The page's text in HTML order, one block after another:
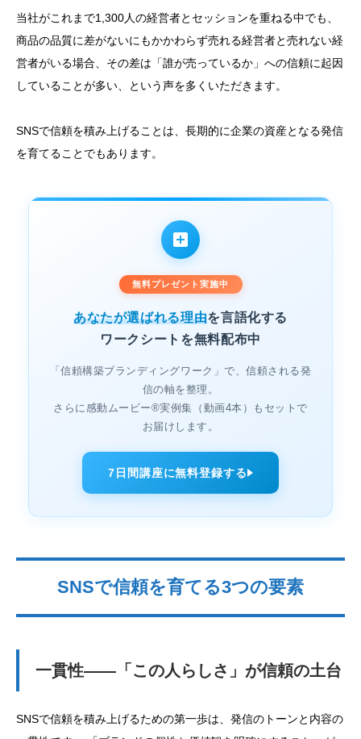
当社がこれまで1,300人の経営者とセッションを重ねる中でも、
商品の品質に差がないにもかかわらず売れる経営者と売れない経
営者がいる場合、その差は「誰が売っているか」への信頼に起因
していることが多い、という声を多くいただきます。
SNSで信頼を積み上げることは、長期的に企業の資産となる発信
を育てることでもあります。
無料プレゼント実施中
あなたが選ばれる理由を言語化する
ワークシートを無料配布中
「信頼構築ブランディングワーク」で、信頼される発
信の軸を整理。
さらに感動ムービー®実例集（動画4本）もセットで
お届けします。
7日間講座に無料登録する
SNSで信頼を育てる3つの要素
一貫性——「この人らしさ」が信頼の土台
SNSで信頼を積み上げるための第一歩は、発信のトーンと内容の